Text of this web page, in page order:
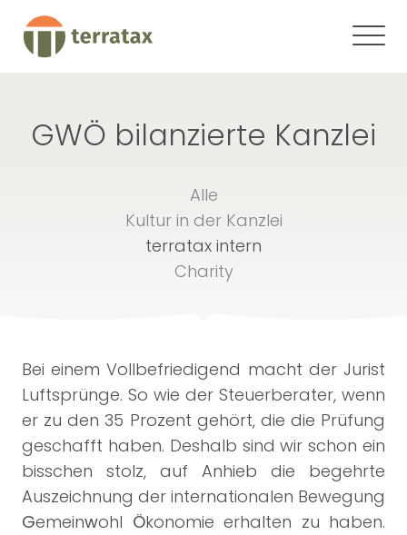
GWÖ bilanzierte Kanzlei
Alle
Kultur in der Kanzlei
terratax intern
Charity
Bei einem Vollbefriedigend macht der Jurist
Luftsprünge. So wie der Steuerberater, wenn
er zu den 35 Prozent gehört, die die Prüfung
geschafft haben. Deshalb sind wir schon ein
bisschen stolz, auf Anhieb die begehrte
Auszeichnung der internationalen Bewegung
Gemeinwohl Ökonomie erhalten zu haben.